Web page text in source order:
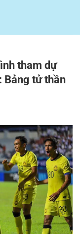
tham dự
Bảng tử thần